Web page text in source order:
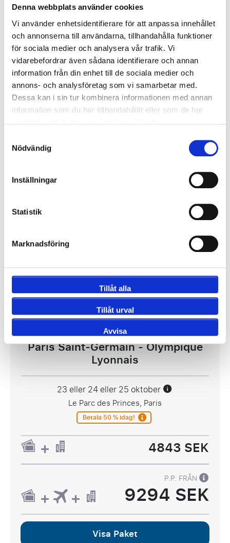
Denna webbplats använder cookies
Vi använder enhetsidentifierare för att anpassa innehållet
och annonserna till användarna, tillhandahålla funktioner
för sociala medier och analysera vår trafik. Vi
vidarebefordrar även sådana identifierare och annan
information från din enhet till de sociala medier och
annons- och analysföretag som vi samarbetar med.
Dessa kan i sin tur kombinera informationen med annan
information som du har tillhandahållit eller som de har
Nödvändig
Inställningar
Statistik
Marknadsföring
Tillåt alla
Tillåt urval
Avvisa
Ligue 1
Olympique Lyonnais - OGC Nice
1509 SEK
Ligue 1
Paris Saint-Germain - Olympique
Lyonnais
23 eller 24 eller 25 oktober
Le Parc des Princes, Paris
Betala 50 % idag!
4843 SEK
P.P. FRÅN
9294 SEK
Visa Paket